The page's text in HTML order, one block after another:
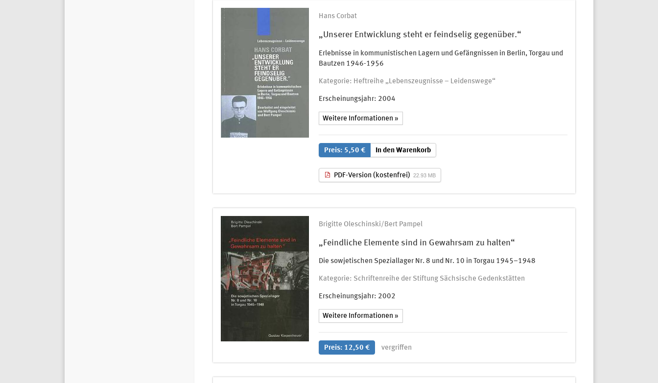
Hans Corbat
„Unserer Entwicklung steht er feindselig gegenüber.“
Erlebnisse in kommunistischen Lagern und Gefängnissen in Berlin, Torgau und
Bautzen 1946-1956
Kategorie: Heftreihe „Lebenszeugnisse – Leidenswege“
Erscheinungsjahr: 2004
Weitere Informationen »
Preis: 5,50 € In den Warenkorb
PDF-Version (kostenfrei) 22.93 MB
Brigitte Oleschinski/Bert Pampel
„Feindliche Elemente sind in Gewahrsam zu halten“
Die sowjetischen Speziallager Nr. 8 und Nr. 10 in Torgau 1945–1948
Kategorie: Schriftenreihe der Stiftung Sächsische Gedenkstätten
Erscheinungsjahr: 2002
Weitere Informationen »
Preis: 12,50 € vergriffen